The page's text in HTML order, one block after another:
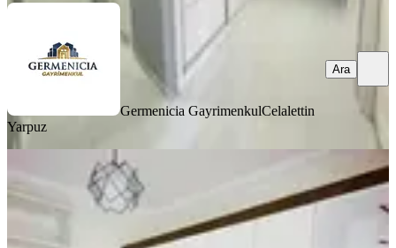
Germenicia GayrimenkulCelalettin
Yarpuz
Ara
Yıldırım Emlakta Fırsat 2+1 Satılık
Daire Orman Bölge Kavşağında
Onikişubat, Ertuğrul Gazi Mahallesi